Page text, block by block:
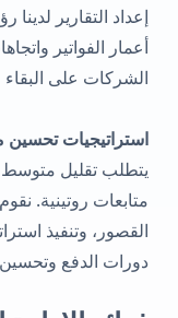
إعداد التقارير
أعمار الفواتير
الشركات على
استراتيجيات
يتطلب تقليل
متابعات روتينية.
القصور، وتنفيذ
دورات الدفع